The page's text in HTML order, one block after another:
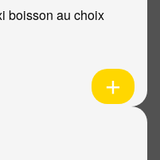
boisson au choix